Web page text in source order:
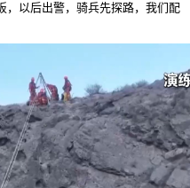
，以后出警，骑兵先探路，我们配